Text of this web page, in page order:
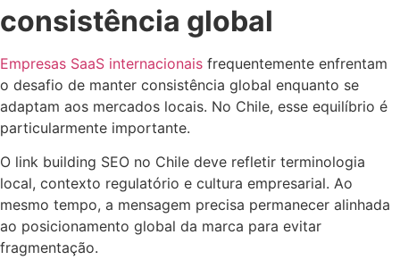
consistência global
Empresas SaaS internacionais frequentemente enfrentam
o desafio de manter consistência global enquanto se
adaptam aos mercados locais. No Chile, esse equilíbrio é
particularmente importante.
O link building SEO no Chile deve refletir terminologia
local, contexto regulatório e cultura empresarial. Ao
mesmo tempo, a mensagem precisa permanecer alinhada
ao posicionamento global da marca para evitar
fragmentação.